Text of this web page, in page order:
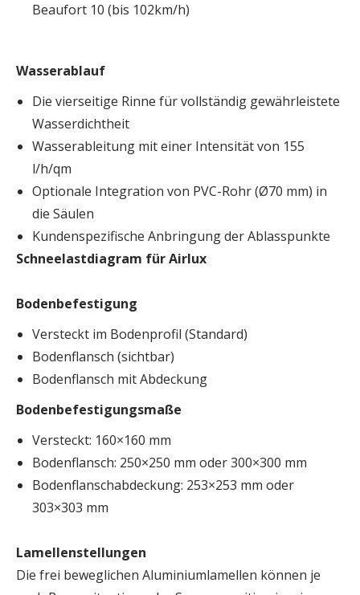
Beaufort 10 (bis 102km/h)
Wasserablauf
Die vierseitige Rinne für vollständig gewährleistete
Wasserdichtheit
Wasserableitung mit einer Intensität von 155
l/h/qm
Optionale Integration von PVC-Rohr (Ø70 mm) in
die Säulen
Kundenspezifische Anbringung der Ablasspunkte
Schneelastdiagram für Airlux
Bodenbefestigung
Versteckt im Bodenprofil (Standard)
Bodenflansch (sichtbar)
Bodenflansch mit Abdeckung
Bodenbefestigungsmaße
Versteckt: 160×160 mm
Bodenflansch: 250×250 mm oder 300×300 mm
Bodenflanschabdeckung: 253×253 mm oder
303×303 mm
Lamellenstellungen
Die frei beweglichen Aluminiumlamellen können je